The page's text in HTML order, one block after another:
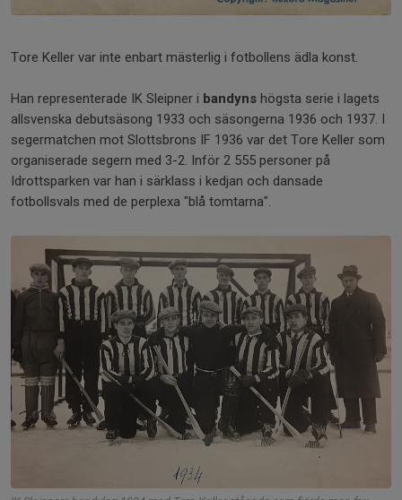
Tore Keller var inte enbart mästerlig i fotbollens ädla konst.
Han representerade IK Sleipner i bandyns högsta serie i lagets
allsvenska debutsäsong 1933 och säsongerna 1936 och 1937. I
segermatchen mot Slottsbrons IF 1936 var det Tore Keller som
organiserade segern med 3-2. Inför 2 555 personer på
Idrottsparken var han i särklass i kedjan och dansade
fotbollsvals med de perplexa "blå tomtarna".